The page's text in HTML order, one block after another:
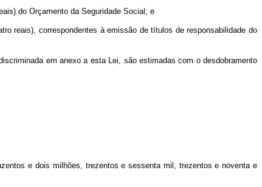
do Orçamento da Seguridade Social; e
reais), correspondentes à emissão de títulos de responsabilidade do
em anexo a esta Lei, são estimadas com o desdobramento
e dois milhões, trezentos e sessenta mil, trezentos e noventa e